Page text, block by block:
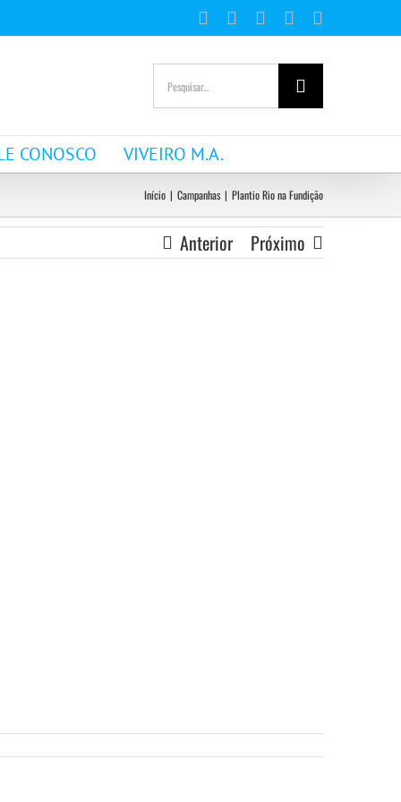
FacebookInstagramYouTubeWhatsApp
mail
Buscar
resultados
para:
CONOSCO VIVEIRO M.A.
Início | Campanhas | Plantio Rio na Fundição
Anterior Próximo